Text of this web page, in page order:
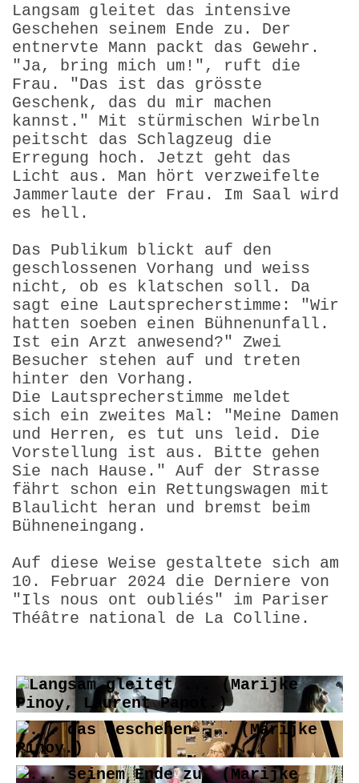
Langsam gleitet das intensive
Geschehen seinem Ende zu. Der
entnervte Mann packt das Gewehr.
"Ja, bring mich um!", ruft die
Frau. "Das ist das grösste
Geschenk, das du mir machen
kannst." Mit stürmischen Wirbeln
peitscht das Schlagzeug die
Erregung hoch. Jetzt geht das
Licht aus. Man hört verzweifelte
Jammerlaute der Frau. Im Saal wird
es hell.
Das Publikum blickt auf den
geschlossenen Vorhang und weiss
nicht, ob es klatschen soll. Da
sagt eine Lautsprecherstimme: "Wir
hatten soeben einen Bühnenunfall.
Ist ein Arzt anwesend?" Zwei
Besucher stehen auf und treten
hinter den Vorhang.
Die Lautsprecherstimme meldet
sich ein zweites Mal: "Meine Damen
und Herren, es tut uns leid. Die
Vorstellung ist aus. Bitte gehen
Sie nach Hause." Auf der Strasse
fährt schon ein Rettungswagen mit
Blaulicht heran und bremst beim
Bühneneingang.
Auf diese Weise gestaltete sich am
10. Februar 2024 die Derniere von
"Ils nous ont oubliés" im Pariser
Théâtre national de La Colline.